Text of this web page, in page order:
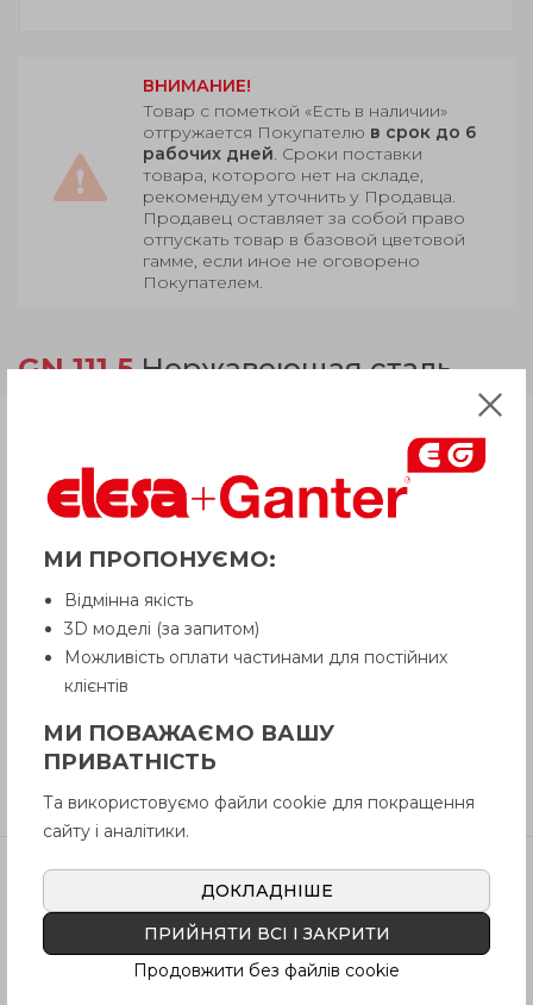
ВНИМАНИЕ!
Товар с пометкой «Есть в наличии»
отгружается Покупателю в срок до 6
рабочих дней. Сроки поставки
товара, которого нет на складе,
рекомендуем уточнить у Продавца.
Продавец оставляет за собой право
отпускать товар в базовой цветовой
гамме, если иное не оговорено
Покупателем.
GN 111.5Нержавеющая сталь
Описание
Вопрос о продукции
Отзывы
Артикул Наличие Цена
GN 111.5- Есть 277грн
МИ ПРОПОНУЄМО:
Відмінна якість
3D моделі (за запитом)
Можливість оплати частинами для постійних
клієнтів
МИ ПОВАЖАЄМО ВАШУ
ПРИВАТНІСТЬ
Та використовуємо файли cookie для покращення
сайту і аналітики.
ДОКЛАДНІШЕ
ПРИЙНЯТИ ВСІ І ЗАКРИТИ
Продовжити без файлів cookie